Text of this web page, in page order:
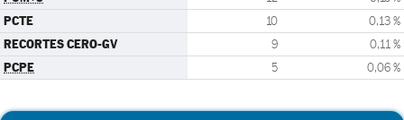
PCTE 10 0,13 %
RECORTES CERO-GV 9 0,11 %
PCPE 5 0,06 %